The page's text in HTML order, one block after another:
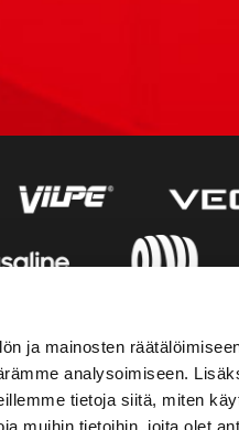
ja mainosten
analysoimiseen.
tietoja siitä, miten